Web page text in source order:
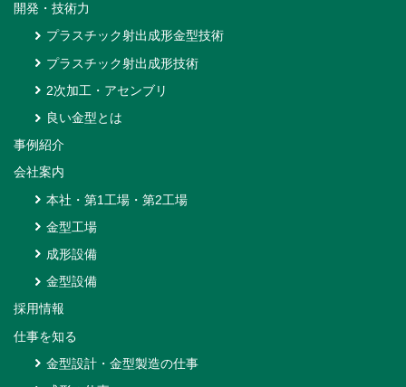
開発・技術力
プラスチック射出成形金型技術
プラスチック射出成形技術
2次加工・アセンブリ
良い金型とは
事例紹介
会社案内
本社・第1工場・第2工場
金型工場
成形設備
金型設備
採用情報
仕事を知る
金型設計・金型製造の仕事